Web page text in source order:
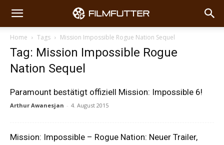
Home Tags Mission Impossible Rogue Nation Sequel
Tag: Mission Impossible Rogue
Nation Sequel
Paramount bestätigt offiziell Mission: Impossible 6!
Arthur Awanesjan - 4. August 2015
Mission: Impossible – Rogue Nation: Neuer Trailer,